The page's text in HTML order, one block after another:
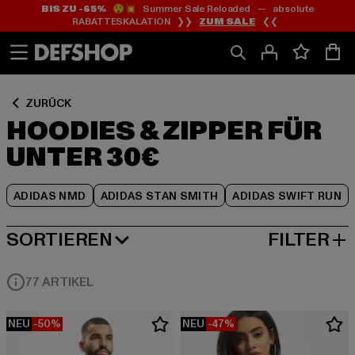
Zum
Inhalt
springen
Zum
Fußzeile
springen
BIS ZU -65%😲💥 Summer Sale Reloaded — absolute
RABATTESKALATION ❯❯ ZUM SALE ❮❮
ZURÜCK
HOODIES & ZIPPER FÜR
UNTER 30€
ADIDAS NMD ADIDAS STAN SMITH ADIDAS SWIFT RUN
Zum
Produktraster
springen
SORTIEREN
BELIEBTESTE FILTER
77 ARTIKEL
NEU -50% NEU -47%